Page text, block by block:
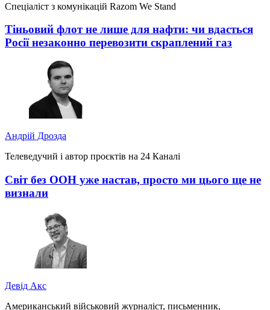
Спеціаліст з комунікацій Razom We Stand
Тіньовий флот не лише для нафти: чи вдасться
Росії незаконно перевозити скраплений газ
Андрій Дрозда
Телеведучий і автор проєктів на 24 Каналі
Світ без ООН уже настав, просто ми цього ще не
визнали
Девід Акс
Американський військовий журналіст, письменник,